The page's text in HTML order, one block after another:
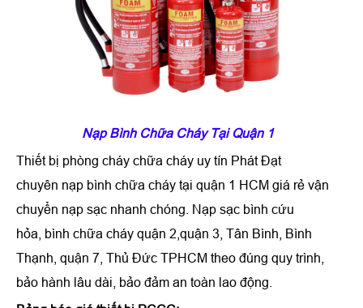
Nạp Bình Chữa Cháy Tại Quận 1
Thiết bị phòng cháy chữa cháy uy tín Phát Đạt
chuyên nạp bình chữa cháy tại quận 1 HCM giá rẻ vận
chuyển nạp sạc nhanh chóng. Nạp sạc bình cứu
hỏa, bình chữa cháy quận 2,quận 3, Tân Bình, Bình
Thạnh, quận 7, Thủ Đức TPHCM theo đúng quy trình,
bảo hành lâu dài, bảo đảm an toàn lao động.